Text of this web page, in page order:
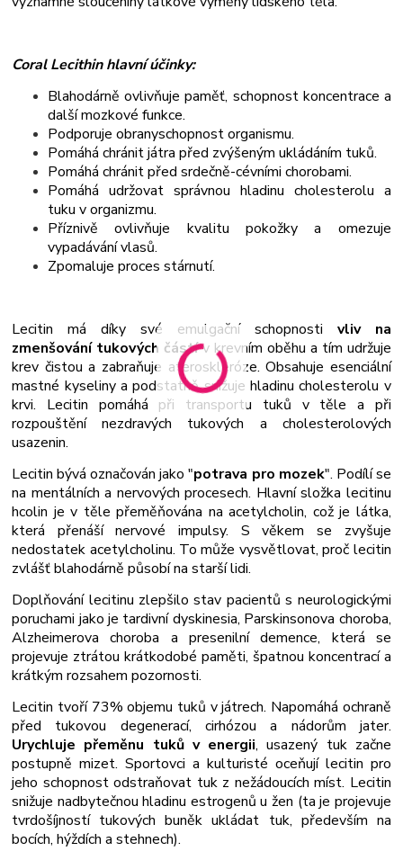
Coral Lecithin hlavní účinky:
Blahodárně ovlivňuje paměť, schopnost koncentrace a
další mozkové funkce.
Podporuje obranyschopnost organismu.
Pomáhá chránit játra před zvýšeným ukládáním tuků.
Pomáhá chránit před srdečně-cévními chorobami.
Pomáhá udržovat správnou hladinu cholesterolu a
tuku v organizmu.
Příznivě ovlivňuje kvalitu pokožky a omezuje
vypadávání vlasů.
Zpomaluje proces stárnutí.
Lecitin má díky své emulgační schopnosti vliv na
zmenšování tukových částív krevním oběhu a tím udržuje
krev čistou a zabraňuje ateroskleróze. Obsahuje esenciální
mastné kyseliny a podstatně snižuje hladinu cholesterolu v
krvi. Lecitin pomáhá při transportu tuků v těle a při
rozpouštění nezdravých tukových a cholesterolových
usazenin.
Lecitin bývá označován jako "potrava pro mozek". Podílí se
na mentálních a nervových procesech. Hlavní složka lecitinu
hcolin je v těle přeměňována na acetylcholin, což je látka,
která přenáší nervové impulsy. S věkem se zvyšuje
nedostatek acetylcholinu. To může vysvětlovat, proč lecitin
zvlášť blahodárně působí na starší lidi.
Doplňování lecitinu zlepšilo stav pacientů s neurologickými
poruchami jako je tardivní dyskinesia, Parskinsonova choroba,
Alzheimerova choroba a presenilní demence, která se
projevuje ztrátou krátkodobé paměti, špatnou koncentrací a
krátkým rozsahem pozornosti.
Lecitin tvoří 73% objemu tuků v játrech. Napomáhá ochraně
před tukovou degenerací, cirhózou a nádorům jater.
Urychluje přeměnu tuků v energii, usazený tuk začne
postupně mizet. Sportovci a kulturisté oceňují lecitin pro
jeho schopnost odstraňovat tuk z nežádoucích míst. Lecitin
snižuje nadbytečnou hladinu estrogenů u žen (ta je projevuje
tvrdošíjností tukových buněk ukládat tuk, především na
bocích, hýždích a stehnech).